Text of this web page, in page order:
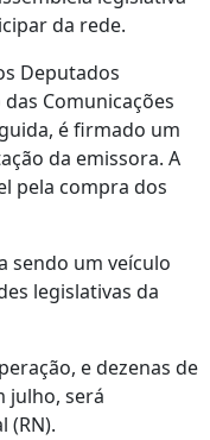
da rede.
Deputados
Comunicações
é firmado um
da emissora. A
pela compra dos
sendo um veículo
legislativas da
e dezenas de
julho, será
(RN).